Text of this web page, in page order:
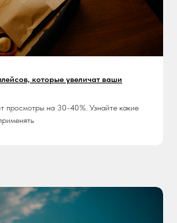
которые увеличат ваши
просмотры на 30-40%. Узнайте какие